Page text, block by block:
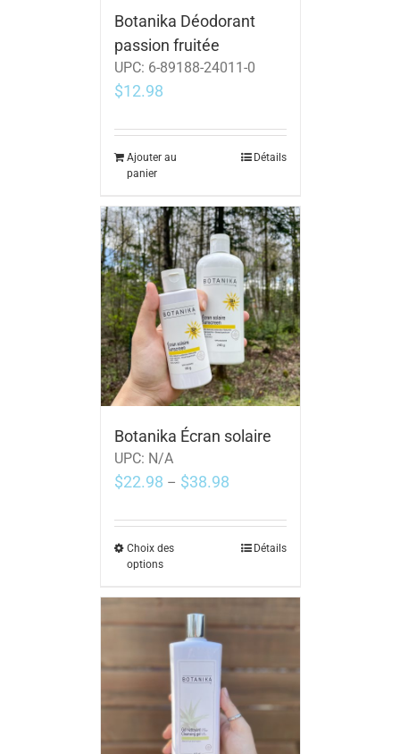
Botanika Déodorant
passion fruitée
UPC: 6-89188-24011-0
$12.98
Ajouter au
panier
Détails
Botanika Écran solaire
UPC: N/A
$22.98 – $38.98
Choix des
options
Détails